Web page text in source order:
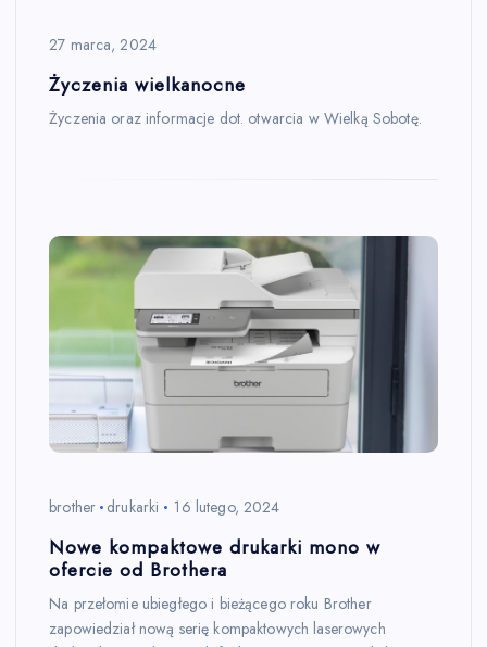
27 marca, 2024
Życzenia wielkanocne
Życzenia oraz informacje dot. otwarcia w Wielką Sobotę.
brother drukarki 16 lutego, 2024
Nowe kompaktowe drukarki mono w
ofercie od Brothera
Na przełomie ubiegłego i bieżącego roku Brother
zapowiedział nową serię kompaktowych laserowych